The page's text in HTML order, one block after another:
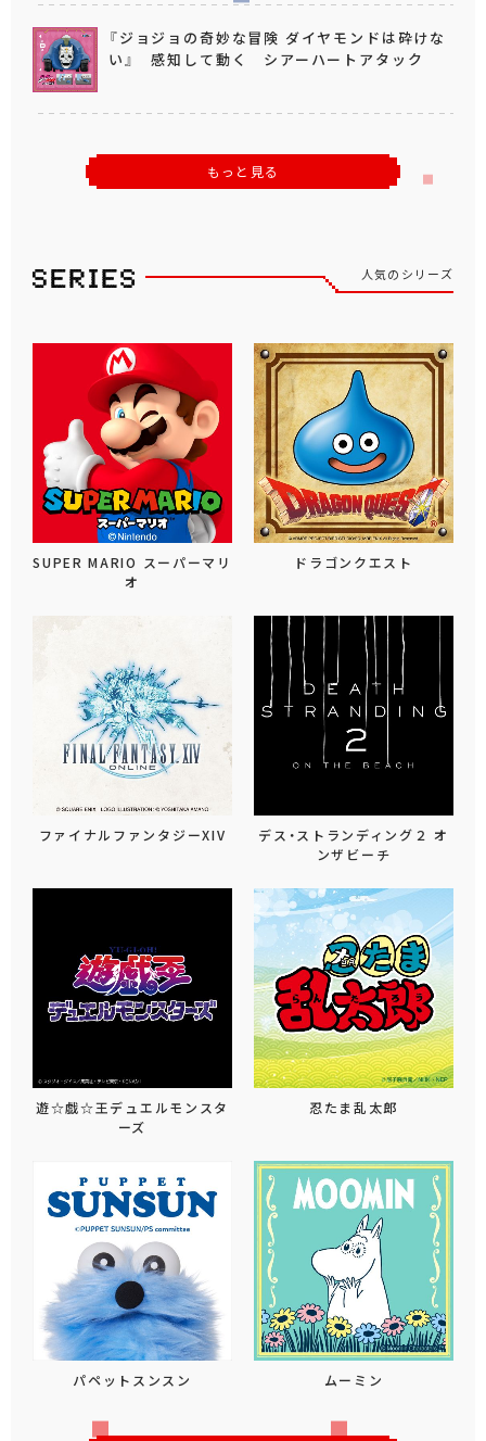
『ジョジョの奇妙な冒険 ダイヤモンドは砕けな
い』 感知して動く シアーハートアタック
もっと見る
人気のシリーズ
SUPER MARIO スーパーマリ
オ
ドラゴンクエスト
ファイナルファンタジーXIV
デス・ストランディング２ オ
ンザビーチ
遊☆戯☆王デュエルモンスタ
ーズ
忍たま乱太郎
パペットスンスン ムーミン